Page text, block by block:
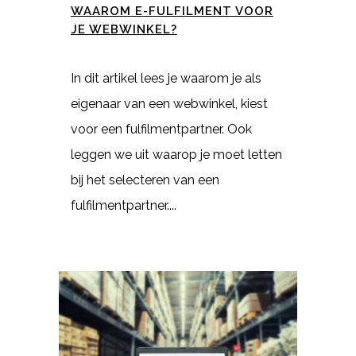
WAAROM E-FULFILMENT VOOR
JE WEBWINKEL?
In dit artikel lees je waarom je als
eigenaar van een webwinkel, kiest
voor een fulfilmentpartner. Ook
leggen we uit waarop je moet letten
bij het selecteren van een
fulfilmentpartner....